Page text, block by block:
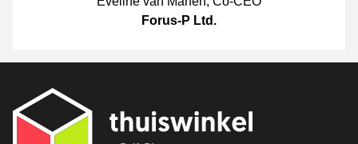
Forus-P Ltd.